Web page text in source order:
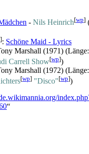
- Nils Heinrich[wp]
]: Schöne Maid - Lyrics
Marshall (1971)
Carrell Show[wp])
Marshall (1972)
[wp] "Disco"[wp])
“